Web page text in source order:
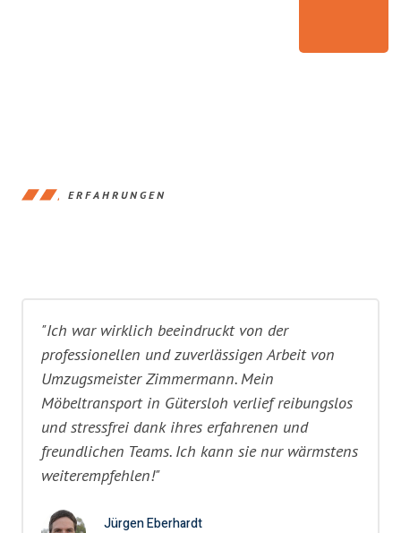
ERFAHRUNGEN
"Ich war wirklich beeindruckt von der
professionellen und zuverlässigen Arbeit von
Umzugsmeister Zimmermann. Mein
Möbeltransport in Gütersloh verlief reibungslos
und stressfrei dank ihres erfahrenen und
freundlichen Teams. Ich kann sie nur wärmstens
weiterempfehlen!"
Jürgen Eberhardt